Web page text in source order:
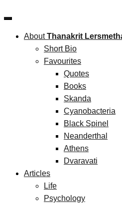
Thanakrit
Technopreneurship
AboutThanakrit
Short Bio
Favourites
Quotes
Books
Skanda
Cyanobacteria
Black Spinel
Neanderthal
Athens
Dvaravati
Articles
Life
Psychology